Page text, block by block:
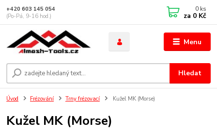
Menu
Hledat
+420 603 145 054
(Po-Pá, 9-16 hod.)
0 ks
za 0 Kč
Úvod Frézování Trny frézovací Kužel MK (Morse)
Kužel MK (Morse)